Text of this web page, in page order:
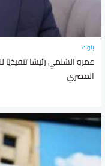
بنوك
عمرو السُلمي رئيسًا تنفيذيًا
المصري